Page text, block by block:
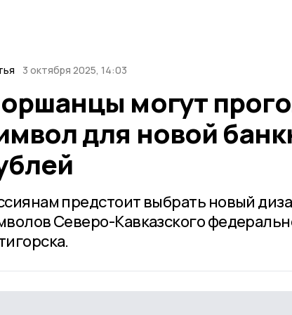
3 октября 2025, 14:03
могут
для новой
предстоит выбрать новый
Северо-Кавказского